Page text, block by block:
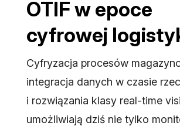
OTIF w epoce
cyfrowej
Cyfryzacja procesów
integracja danych w czasie
i rozwiązania klasy real-time
umożliwiają dziś nie tylko